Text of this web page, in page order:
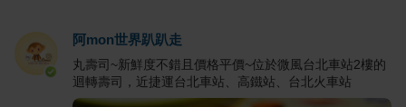
阿mon世界趴趴走
丸壽司~新鮮度不錯且價格平價~位於微風台北車站2樓的
迴轉壽司，近捷運台北車站、高鐵站、台北火車站